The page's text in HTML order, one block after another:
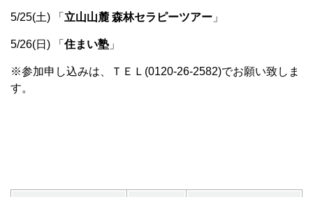
5/25(土) 「 立山山麓 森林セラピーツアー 」
5/26(日) 「 住まい塾 」
※参加申し込みは、ＴＥＬ(0120-26-2582)でお願い致しま
す。